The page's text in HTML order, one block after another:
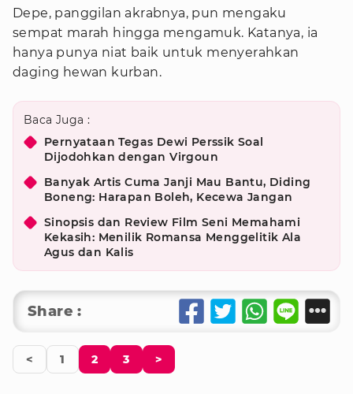
Depe, panggilan akrabnya, pun mengaku
sempat marah hingga mengamuk. Katanya, ia
hanya punya niat baik untuk menyerahkan
daging hewan kurban.
Baca Juga :
Pernyataan Tegas Dewi Perssik Soal
Dijodohkan dengan Virgoun
Banyak Artis Cuma Janji Mau Bantu, Diding
Boneng: Harapan Boleh, Kecewa Jangan
Sinopsis dan Review Film Seni Memahami
Kekasih: Menilik Romansa Menggelitik Ala
Agus dan Kalis
Share :
< 1 2 3 >